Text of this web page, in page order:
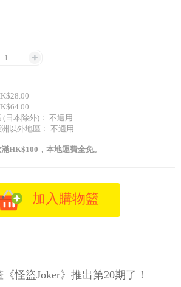
1
(日本除外)﹕ 不適用
洲以外地區﹕ 不適用
HK$100，本地運費全免。
加入購物籃
怪盜Joker》推出第20期了！